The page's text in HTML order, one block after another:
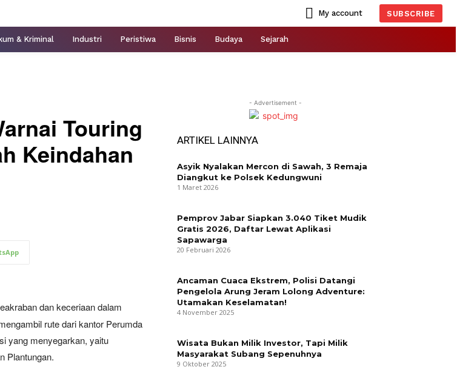
My account SUBSCRIBE
& Kriminal Industri Peristiwa Bisnis Budaya Sejarah
Touring
Keindahan
dan keceriaan dalam
rute dari kantor Perumda
yang menyegarkan, yaitu
Plantungan.
- Advertisement -
ARTIKEL LAINNYA
Asyik Nyalakan Mercon di Sawah, 3 Remaja
Diangkut ke Polsek Kedungwuni
1 Maret 2026
Pemprov Jabar Siapkan 3.040 Tiket Mudik
Gratis 2026, Daftar Lewat Aplikasi
Sapawarga
20 Februari 2026
Ancaman Cuaca Ekstrem, Polisi Datangi
Pengelola Arung Jeram Lolong Adventure:
Utamakan Keselamatan!
4 November 2025
Wisata Bukan Milik Investor, Tapi Milik
Masyarakat Subang Sepenuhnya
9 Oktober 2025